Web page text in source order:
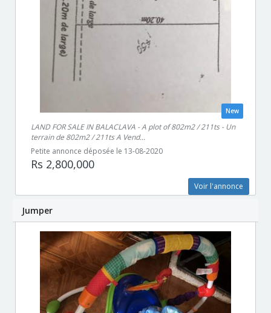
New
LAND FOR SALE IN BALACLAVA - A plot of 802m2 / 211ts - Un
terrain de 802m2 / 211ts A Vend...
Petite annonce déposée le 13-08-2020
Rs 2,800,000
Voir l'annonce
Jumper